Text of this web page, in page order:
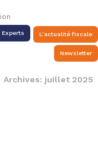
L’actualité fiscale
Newsletter
Archives: juillet 2025